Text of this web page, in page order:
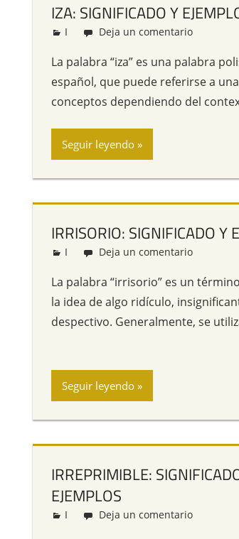
IZA: SIGNIFICADO Y
Redacción
I Deja un comentario
La palabra “iza” es una palabra
español, que puede referirse a
conceptos dependiendo del
Seguir leyendo
IRRISORIO: SIGNIFICADO Y
Redacción
I Deja un comentario
La palabra “irrisorio” es un
la idea de algo ridículo,
despectivo. Generalmente, se
Seguir leyendo
IRREPRIMIBLE:
EJEMPLOS
Redacción
I Deja un comentario